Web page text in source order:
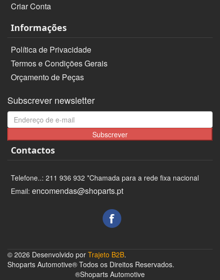
Criar Conta
Informações
Política de Privacidade
Termos e Condições Gerais
Orçamento de Peças
Subscrever newsletter
Subscrever
Contactos
Telefone..: 211 936 932 *Chamada para a rede fixa nacional
Email: encomendas@shoparts.pt
© 2026 Desenvolvido por Trajeto B2B.
Shoparts Automotive® Todos os Direitos Reservados.
®Shoparts Automotive